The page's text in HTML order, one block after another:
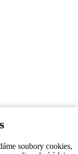
soubory cookies,